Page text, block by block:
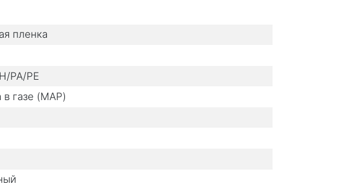
пленка
PA/PE
в газе (MAP)